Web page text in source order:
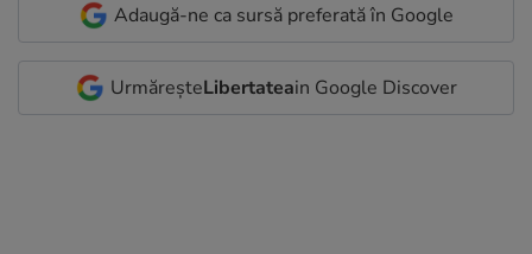
Adaugă-ne ca sursă preferată în Google
UrmăreșteLibertateain Google Discover